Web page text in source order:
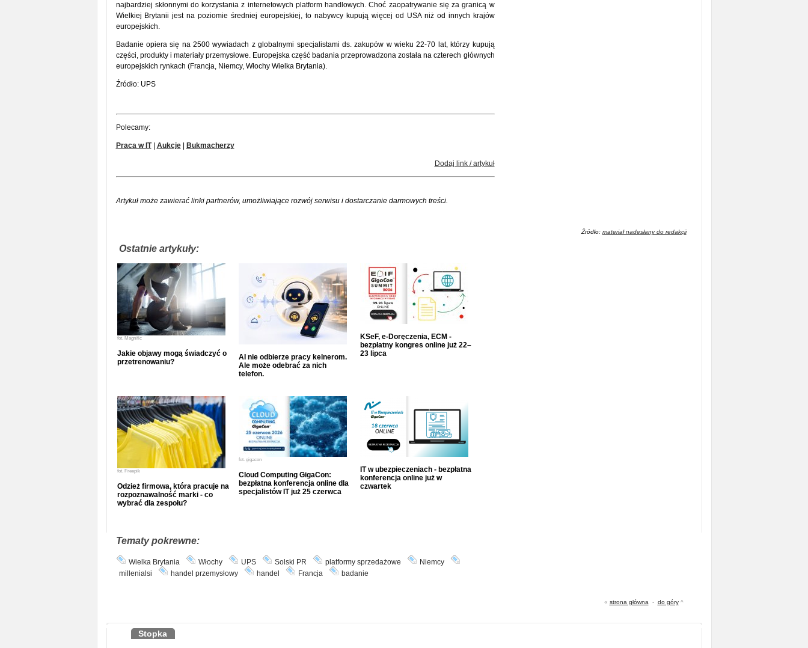
najbardziej skłonnymi do korzystania z internetowych platform handlowych. Choć zaopatrywanie się za granicą w
Wielkiej Brytanii jest na poziomie średniej europejskiej, to nabywcy kupują więcej od USA niż od innych krajów
europejskich.
Badanie opiera się na 2500 wywiadach z globalnymi specjalistami ds. zakupów w wieku 22-70 lat, którzy kupują
części, produkty i materiały przemysłowe. Europejska część badania przeprowadzona została na czterech głównych
europejskich rynkach (Francja, Niemcy, Włochy Wielka Brytania).
Źródło: UPS
Polecamy:
Praca w IT| Aukcje| Bukmacherzy
Dodaj link / artykuł
Artykuł może zawierać linki partnerów, umożliwiające rozwój serwisu i dostarczanie darmowych treści.
Źródło: materiał nadesłany do redakcji
Ostatnie artykuły:
fot. Magnific
Jakie objawy mogą świadczyć o
przetrenowaniu?
AI nie odbierze pracy kelnerom.
Ale może odebrać za nich
telefon.
KSeF, e-Doręczenia, ECM -
bezpłatny kongres online już 22–
23 lipca
fot. Freepik
Odzież firmowa, która pracuje na
rozpoznawalność marki - co
wybrać dla zespołu?
fot. gigacon
Cloud Computing GigaCon:
bezpłatna konferencja online dla
specjalistów IT już 25 czerwca
IT w ubezpieczeniach - bezpłatna
konferencja online już w
czwartek
Tematy pokrewne:
Wielka Brytania Włochy UPS Solski PR platformy sprzedażowe
Niemcy
millenialsi
handel przemysłowy handel Francja badanie
« strona główna - do góry^
Stopka